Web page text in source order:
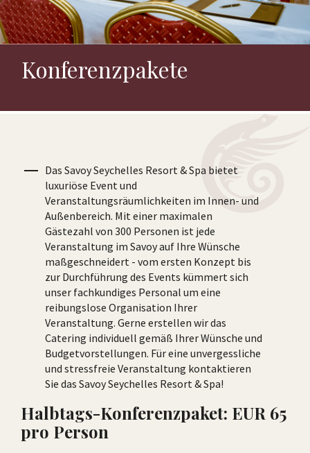
Konferenzpakete
Das Savoy Seychelles Resort & Spa bietet
luxuriöse Event und
Veranstaltungsräumlichkeiten im Innen- und
Außenbereich. Mit einer maximalen
Gästezahl von 300 Personen ist jede
Veranstaltung im Savoy auf Ihre Wünsche
maßgeschneidert - vom ersten Konzept bis
zur Durchführung des Events kümmert sich
unser fachkundiges Personal um eine
reibungslose Organisation Ihrer
Veranstaltung. Gerne erstellen wir das
Catering individuell gemäß Ihrer Wünsche und
Budgetvorstellungen. Für eine unvergessliche
und stressfreie Veranstaltung kontaktieren
Sie das Savoy Seychelles Resort & Spa!
Halbtags-Konferenzpaket: EUR 65
pro Person